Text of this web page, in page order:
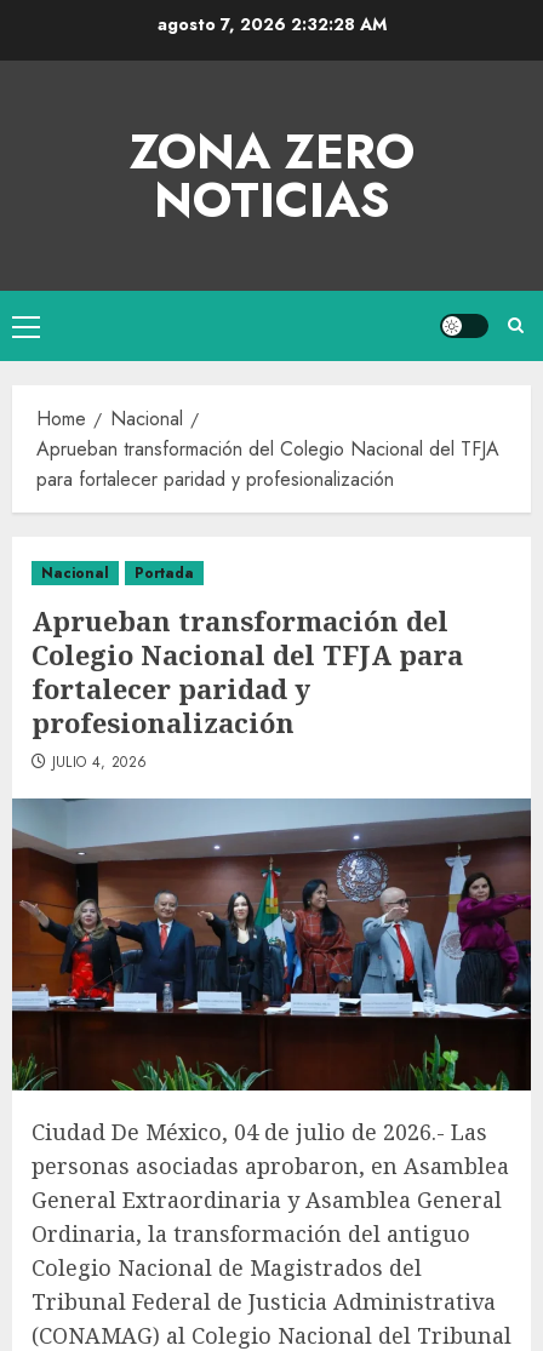
agosto 7, 2026 2:32:28 AM
ZONA ZERO
NOTICIAS
Home
Nacional
Aprueban transformación del Colegio Nacional del TFJA
para fortalecer paridad y profesionalización
Nacional Portada
Aprueban transformación del
Colegio Nacional del TFJA para
fortalecer paridad y
profesionalización
JULIO 4, 2026
Ciudad De México, 04 de julio de 2026.- Las
personas asociadas aprobaron, en Asamblea
General Extraordinaria y Asamblea General
Ordinaria, la transformación del antiguo
Colegio Nacional de Magistrados del
Tribunal Federal de Justicia Administrativa
(CONAMAG) al Colegio Nacional del Tribunal